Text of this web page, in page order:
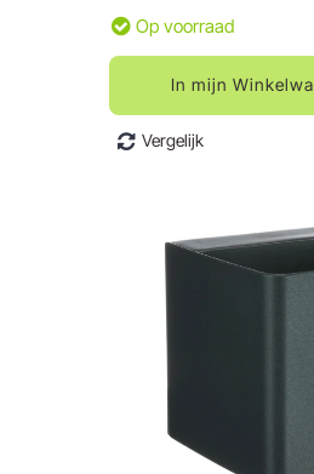
Op voorraad
In mijn
Vergelijk